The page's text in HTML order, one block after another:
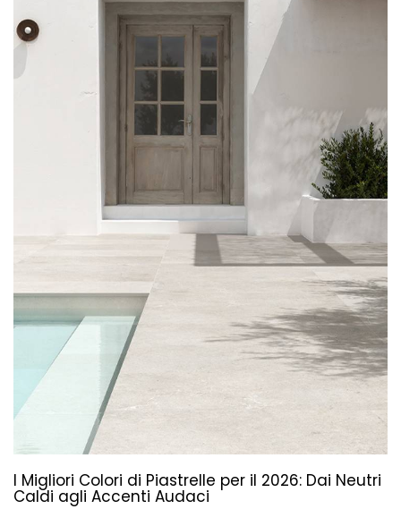
I Migliori Colori di Piastrelle per il 2026: Dai Neutri
Caldi agli Accenti Audaci